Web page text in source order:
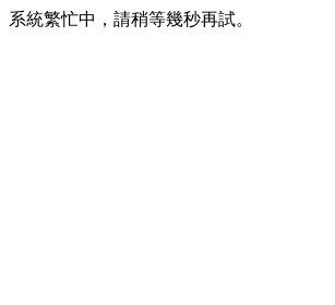
系統繁忙中，請稍等幾秒再試。